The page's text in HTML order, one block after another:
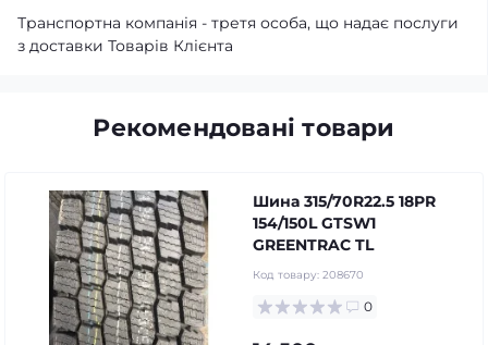
Транспортна компанія - третя особа, що надає послуги
з доставки Товарів Клієнта
Рекомендовані товари
Шина 315/70R22.5 18PR
154/150L GTSW1
GREENTRAC TL
Код товару: 208670
0